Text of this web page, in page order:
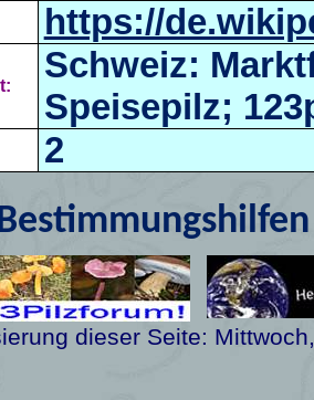
https://
Schweiz:
Speisepilz;
2
dieser Seite: